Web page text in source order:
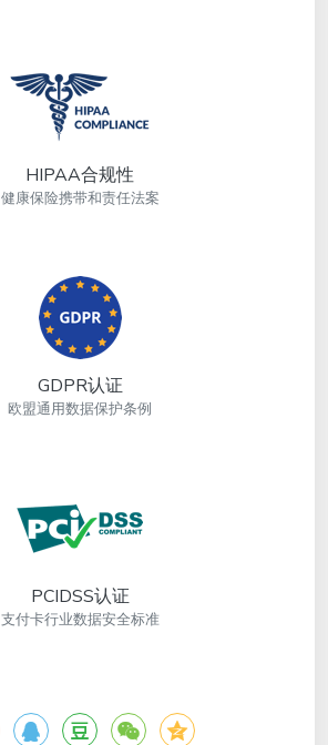
HIPAA合规性
健康保险携带和责任法案
GDPR认证
欧盟通用数据保护条例
PCIDSS认证
支付卡行业数据安全标准